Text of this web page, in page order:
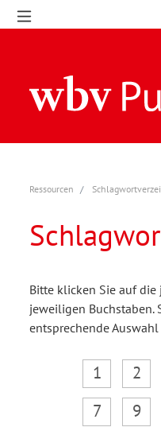
Ressourcen
Bitte klicken Sie auf
jeweiligen Buchstaben.
entsprechende
1 2
7
9